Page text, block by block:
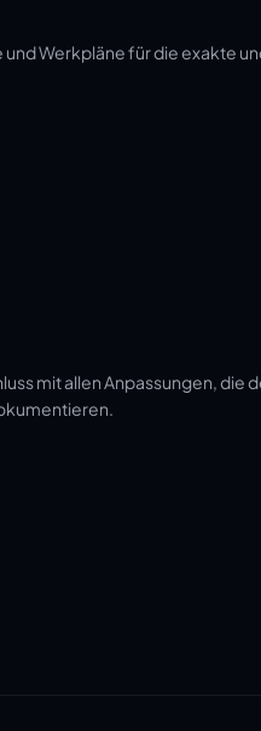
Werkpläne für die exakte
mit allen Anpassungen, die